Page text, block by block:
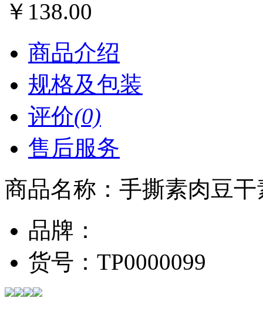
￥ 138.00
商品介绍
规格及包装
评价(0)
售后服务
商品名称： 手撕素肉豆干
品牌：
货号： TP0000099